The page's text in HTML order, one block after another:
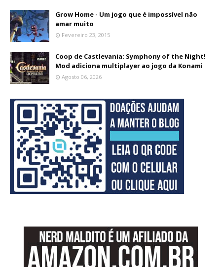
Grow Home - Um jogo que é impossível não
amar muito
Fevereiro 23, 2015
Coop de Castlevania: Symphony of the Night!
Mod adiciona multiplayer ao jogo da Konami
Agosto 06, 2026